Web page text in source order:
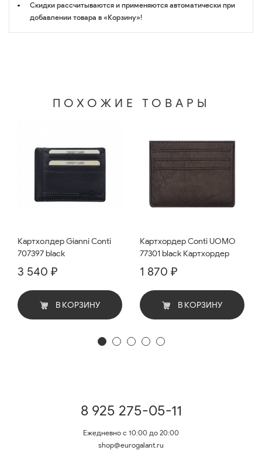
Скидки рассчитываются и применяются автоматически при
добавлении товара в «Корзину»!
ПОХОЖИЕ ТОВАРЫ
Картхолдер Gianni Conti
707397 black
3 540 ₽
В КОРЗИНУ
Картхордер Conti UOMO
77301 black Картхордер
1 870 ₽
В КОРЗИНУ
8 925 275-05-11
Ежедневно с 10:00 до 20:00
shop@eurogalant.ru